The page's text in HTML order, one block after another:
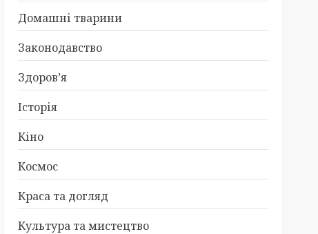
Домашні тварини
Законодавство
Здоров’я
Історія
Кіно
Космос
Краса та догляд
Культура та мистецтво